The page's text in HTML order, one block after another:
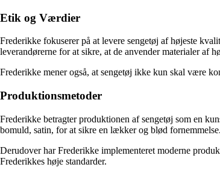
Etik og Værdier
Frederikke fokuserer på at levere sengetøj af højeste
leverandørerne for at sikre, at de anvender materialer af
Frederikke mener også, at sengetøj ikke kun skal være
Produktionsmetoder
Frederikke betragter produktionen af sengetøj som en
bomuld, satin, for at sikre en lækker og blød fornemmelse.
Derudover har Frederikke implementeret moderne
Frederikkes høje standarder.